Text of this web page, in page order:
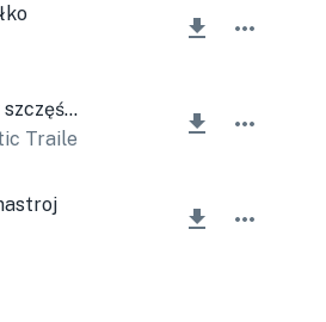
Mający szczęście
Trailer